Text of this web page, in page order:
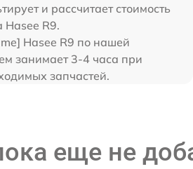
и рассчитает стоимость
Hasee R9.
Hasee R9 по нашей
занимает 3-4 часа при
запчастей.
еще не